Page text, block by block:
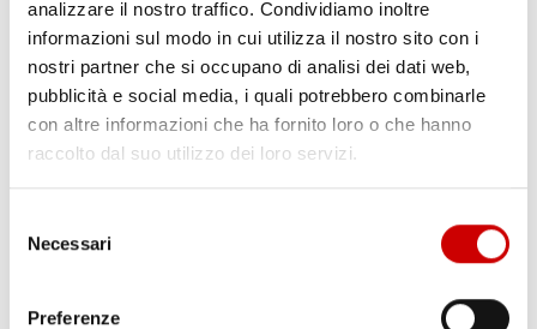
analizzare il nostro traffico. Condividiamo inoltre
informazioni sul modo in cui utilizza il nostro sito con i
nostri partner che si occupano di analisi dei dati web,
pubblicità e social media, i quali potrebbero combinarle
con altre informazioni che ha fornito loro o che hanno
raccolto dal suo utilizzo dei loro servizi.
delNecessari
Preferenze
Leggi l'articolo